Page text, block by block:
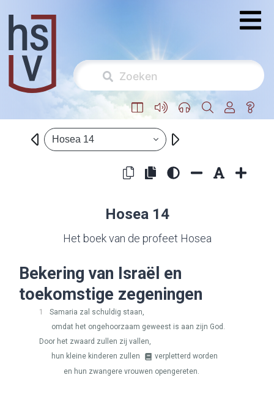
Hosea 14
Hosea 14
Het boek van de profeet Hosea
Bekering van Israël en
toekomstige zegeningen
1
Samaria zal schuldig staan,
omdat het ongehoorzaam geweest is aan zijn God.
Door het zwaard zullen zij vallen,
hun kleine kinderen zullen
verpletterd worden
en hun zwangere vrouwen opengereten.